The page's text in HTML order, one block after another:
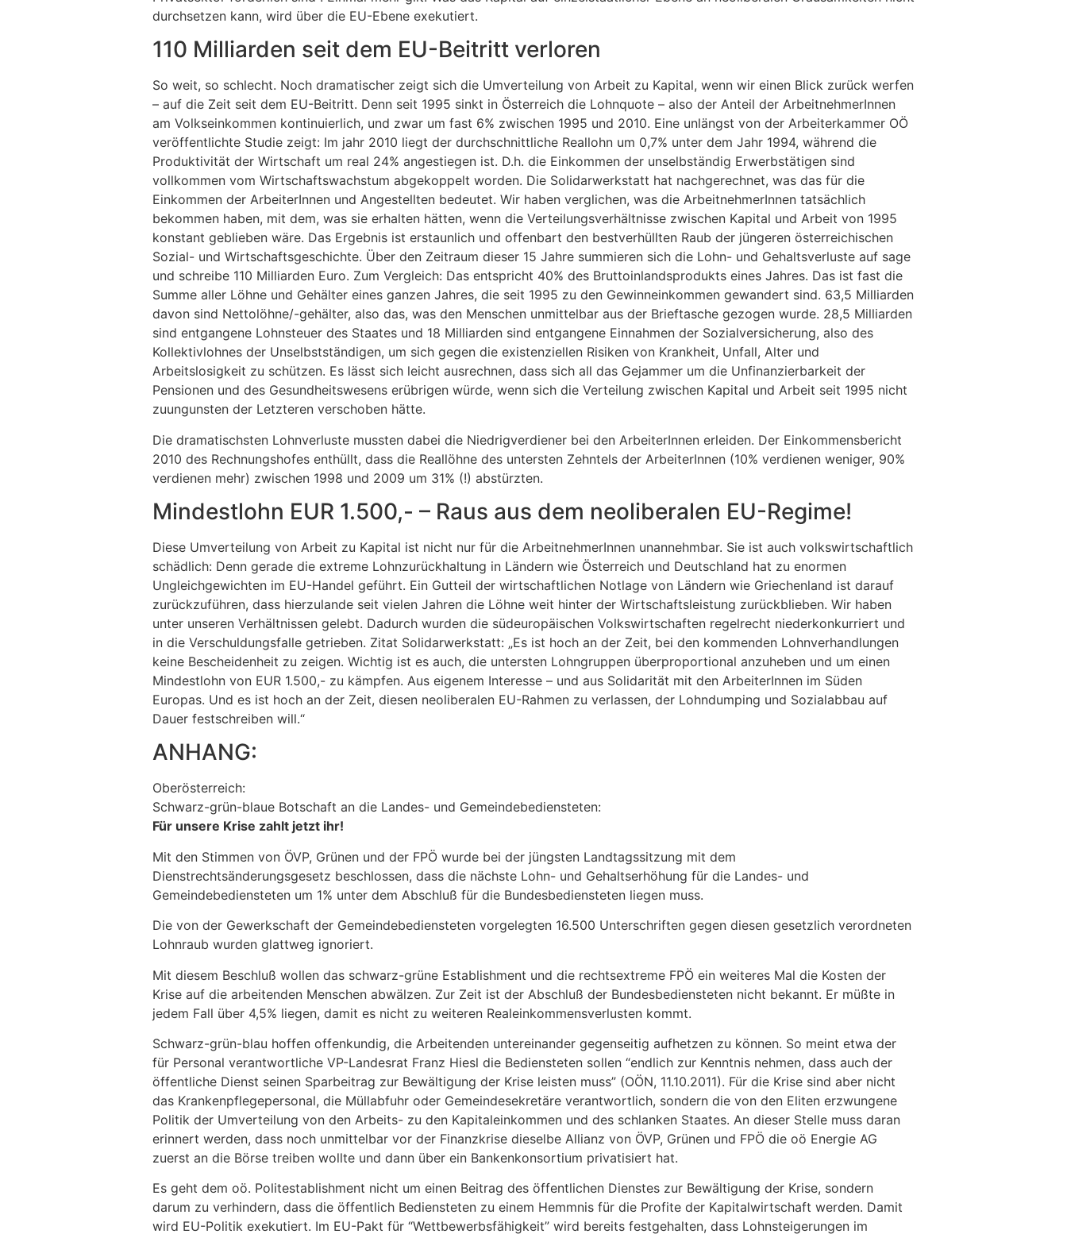
durchsetzen kann, wird über die EU-Ebene exekutiert.
110 Milliarden seit dem EU-Beitritt verloren
So weit, so schlecht. Noch dramatischer zeigt sich die Umverteilung von Arbeit zu Kapital, wenn wir einen Blick zurück werfen
– auf die Zeit seit dem EU-Beitritt. Denn seit 1995 sinkt in Österreich die Lohnquote – also der Anteil der ArbeitnehmerInnen
am Volkseinkommen kontinuierlich, und zwar um fast 6% zwischen 1995 und 2010. Eine unlängst von der Arbeiterkammer OÖ
veröffentlichte Studie zeigt: Im jahr 2010 liegt der durchschnittliche Reallohn um 0,7% unter dem Jahr 1994, während die
Produktivität der Wirtschaft um real 24% angestiegen ist. D.h. die Einkommen der unselbständig Erwerbstätigen sind
vollkommen vom Wirtschaftswachstum abgekoppelt worden. Die Solidarwerkstatt hat nachgerechnet, was das für die
Einkommen der ArbeiterInnen und Angestellten bedeutet. Wir haben verglichen, was die ArbeitnehmerInnen tatsächlich
bekommen haben, mit dem, was sie erhalten hätten, wenn die Verteilungsverhältnisse zwischen Kapital und Arbeit von 1995
konstant geblieben wäre. Das Ergebnis ist erstaunlich und offenbart den bestverhüllten Raub der jüngeren österreichischen
Sozial- und Wirtschaftsgeschichte. Über den Zeitraum dieser 15 Jahre summieren sich die Lohn- und Gehaltsverluste auf sage
und schreibe 110 Milliarden Euro. Zum Vergleich: Das entspricht 40% des Bruttoinlandsprodukts eines Jahres. Das ist fast die
Summe aller Löhne und Gehälter eines ganzen Jahres, die seit 1995 zu den Gewinneinkommen gewandert sind. 63,5 Milliarden
davon sind Nettolöhne/-gehälter, also das, was den Menschen unmittelbar aus der Brieftasche gezogen wurde. 28,5 Milliarden
sind entgangene Lohnsteuer des Staates und 18 Milliarden sind entgangene Einnahmen der Sozialversicherung, also des
Kollektivlohnes der Unselbstständigen, um sich gegen die existenziellen Risiken von Krankheit, Unfall, Alter und
Arbeitslosigkeit zu schützen. Es lässt sich leicht ausrechnen, dass sich all das Gejammer um die Unfinanzierbarkeit der
Pensionen und des Gesundheitswesens erübrigen würde, wenn sich die Verteilung zwischen Kapital und Arbeit seit 1995 nicht
zuungunsten der Letzteren verschoben hätte.
Die dramatischsten Lohnverluste mussten dabei die Niedrigverdiener bei den ArbeiterInnen erleiden. Der Einkommensbericht
2010 des Rechnungshofes enthüllt, dass die Reallöhne des untersten Zehntels der ArbeiterInnen (10% verdienen weniger, 90%
verdienen mehr) zwischen 1998 und 2009 um 31% (!) abstürzten.
Mindestlohn EUR 1.500,- – Raus aus dem neoliberalen EU-Regime!
Diese Umverteilung von Arbeit zu Kapital ist nicht nur für die ArbeitnehmerInnen unannehmbar. Sie ist auch volkswirtschaftlich
schädlich: Denn gerade die extreme Lohnzurückhaltung in Ländern wie Österreich und Deutschland hat zu enormen
Ungleichgewichten im EU-Handel geführt. Ein Gutteil der wirtschaftlichen Notlage von Ländern wie Griechenland ist darauf
zurückzuführen, dass hierzulande seit vielen Jahren die Löhne weit hinter der Wirtschaftsleistung zurückblieben. Wir haben
unter unseren Verhältnissen gelebt. Dadurch wurden die südeuropäischen Volkswirtschaften regelrecht niederkonkurriert und
in die Verschuldungsfalle getrieben. Zitat Solidarwerkstatt: „Es ist hoch an der Zeit, bei den kommenden Lohnverhandlungen
keine Bescheidenheit zu zeigen. Wichtig ist es auch, die untersten Lohngruppen überproportional anzuheben und um einen
Mindestlohn von EUR 1.500,- zu kämpfen. Aus eigenem Interesse – und aus Solidarität mit den ArbeiterInnen im Süden
Europas. Und es ist hoch an der Zeit, diesen neoliberalen EU-Rahmen zu verlassen, der Lohndumping und Sozialabbau auf
Dauer festschreiben will.“
ANHANG:
Oberösterreich:
Schwarz-grün-blaue Botschaft an die Landes- und Gemeindebediensteten:
Für unsere Krise zahlt jetzt ihr!
Mit den Stimmen von ÖVP, Grünen und der FPÖ wurde bei der jüngsten Landtagssitzung mit dem
Dienstrechtsänderungsgesetz beschlossen, dass die nächste Lohn- und Gehaltserhöhung für die Landes- und
Gemeindebediensteten um 1% unter dem Abschluß für die Bundesbediensteten liegen muss.
Die von der Gewerkschaft der Gemeindebediensteten vorgelegten 16.500 Unterschriften gegen diesen gesetzlich verordneten
Lohnraub wurden glattweg ignoriert.
Mit diesem Beschluß wollen das schwarz-grüne Establishment und die rechtsextreme FPÖ ein weiteres Mal die Kosten der
Krise auf die arbeitenden Menschen abwälzen. Zur Zeit ist der Abschluß der Bundesbediensteten nicht bekannt. Er müßte in
jedem Fall über 4,5% liegen, damit es nicht zu weiteren Realeinkommensverlusten kommt.
Schwarz-grün-blau hoffen offenkundig, die Arbeitenden untereinander gegenseitig aufhetzen zu können. So meint etwa der
für Personal verantwortliche VP-Landesrat Franz Hiesl die Bediensteten sollen “endlich zur Kenntnis nehmen, dass auch der
öffentliche Dienst seinen Sparbeitrag zur Bewältigung der Krise leisten muss” (OÖN, 11.10.2011). Für die Krise sind aber nicht
das Krankenpflegepersonal, die Müllabfuhr oder Gemeindesekretäre verantwortlich, sondern die von den Eliten erzwungene
Politik der Umverteilung von den Arbeits- zu den Kapitaleinkommen und des schlanken Staates. An dieser Stelle muss daran
erinnert werden, dass noch unmittelbar vor der Finanzkrise dieselbe Allianz von ÖVP, Grünen und FPÖ die oö Energie AG
zuerst an die Börse treiben wollte und dann über ein Bankenkonsortium privatisiert hat.
Es geht dem oö. Politestablishment nicht um einen Beitrag des öffentlichen Dienstes zur Bewältigung der Krise, sondern
darum zu verhindern, dass die öffentlich Bediensteten zu einem Hemmnis für die Profite der Kapitalwirtschaft werden. Damit
wird EU-Politik exekutiert. Im EU-Pakt für “Wettbewerbsfähigkeit” wird bereits festgehalten, dass Lohnsteigerungen im